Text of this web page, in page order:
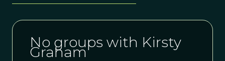
No groups with Kirsty
Graham